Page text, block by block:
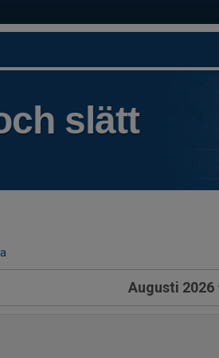
slätt
Augusti 2026